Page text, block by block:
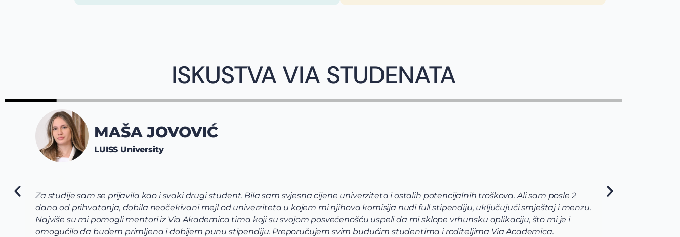
ISKUSTVA VIA STUDENATA
Za studije sam se prijavila kao i svaki drugi student. Bila sam svjesna cijene univerziteta i ostalih potencijalnih troškova. Ali sam posle 2
dana od prihvatanja, dobila neočekivani mejl od univerziteta u kojem mi njihova komisija nudi full stipendiju, uključujući smještaj i menzu.
Najviše su mi pomogli mentori iz Via Akademica tima koji su svojom posvećenošću uspeli da mi sklope vrhunsku aplikaciju, što mi je i
omogućilo da budem primljena i dobijem punu stipendiju. Preporučujem svim budućim studentima i roditeljima Via Academica.
MAŠA JOVOVIĆ
LUISS University